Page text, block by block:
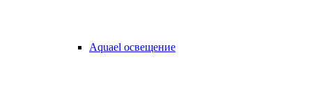
Aquael освещение